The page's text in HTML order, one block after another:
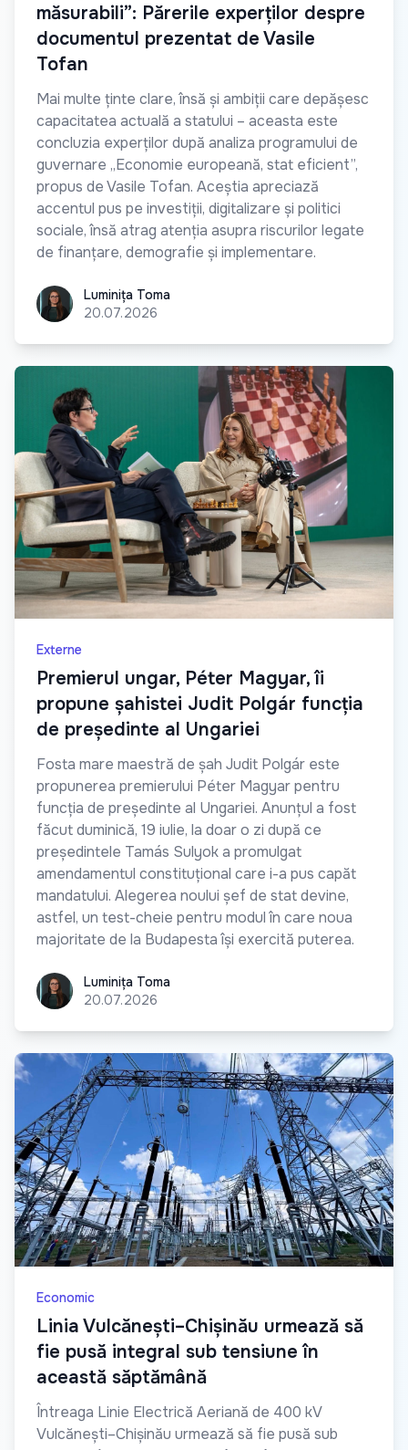
măsurabili”: Părerile experților despre
documentul prezentat de Vasile
Tofan
Mai multe ținte clare, însă și ambiții care depășesc
capacitatea actuală a statului – aceasta este
concluzia experților după analiza programului de
guvernare „Economie europeană, stat eficient”,
propus de Vasile Tofan. Aceștia apreciază
accentul pus pe investiții, digitalizare și politici
sociale, însă atrag atenția asupra riscurilor legate
de finanțare, demografie și implementare.
Luminița Toma
Luminița Toma
20.07.2026
Externe
Premierul ungar, Péter Magyar, îi
propune șahistei Judit Polgár funcția
de președinte al Ungariei
Fosta mare maestră de șah Judit Polgár este
propunerea premierului Péter Magyar pentru
funcția de președinte al Ungariei. Anunțul a fost
făcut duminică, 19 iulie, la doar o zi după ce
președintele Tamás Sulyok a promulgat
amendamentul constituțional care i-a pus capăt
mandatului. Alegerea noului șef de stat devine,
astfel, un test-cheie pentru modul în care noua
majoritate de la Budapesta își exercită puterea.
Luminița Toma
Luminița Toma
20.07.2026
Economic
Linia Vulcănești–Chișinău urmează să
fie pusă integral sub tensiune în
această săptămână
Întreaga Linie Electrică Aeriană de 400 kV
Vulcănești–Chișinău urmează să fie pusă sub